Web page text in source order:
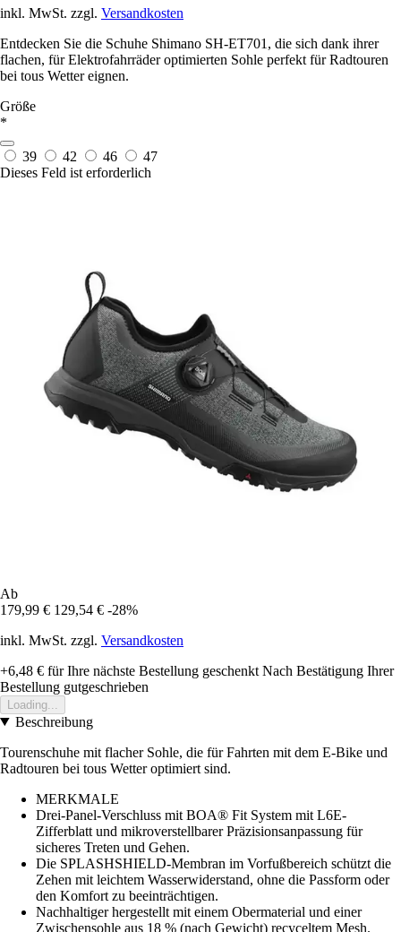
inkl. MwSt. zzgl. Versandkosten
Entdecken Sie die Schuhe Shimano SH-ET701, die sich dank ihrer
flachen, für Elektrofahrräder optimierten Sohle perfekt für Radtouren
bei tous Wetter eignen.
Größe
*
39 42 46
47
Dieses Feld ist erforderlich
Ab
179,99 € 129,54 € -28%
inkl. MwSt. zzgl. Versandkosten
+6,48 € für Ihre nächste Bestellung geschenkt Nach Bestätigung Ihrer
Bestellung gutgeschrieben
Loading...
Beschreibung
Tourenschuhe mit flacher Sohle, die für Fahrten mit dem E-Bike und
Radtouren bei tous Wetter optimiert sind.
MERKMALE
Drei-Panel-Verschluss mit BOA® Fit System mit L6E-
Zifferblatt und mikroverstellbarer Präzisionsanpassung für
sicheres Treten und Gehen.
Die SPLASHSHIELD-Membran im Vorfußbereich schützt die
Zehen mit leichtem Wasserwiderstand, ohne die Passform oder
den Komfort zu beeinträchtigen.
Nachhaltiger hergestellt mit einem Obermaterial und einer
Zwischensohle aus 18 % (nach Gewicht) recyceltem Mesh.